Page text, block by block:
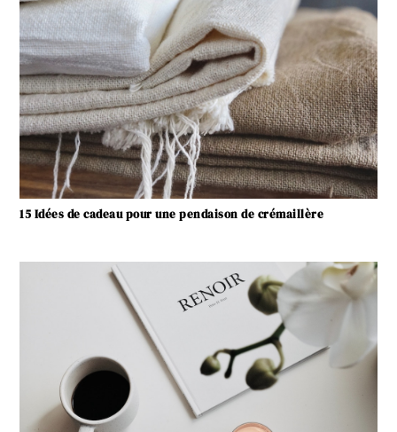
15 Idées de cadeau pour une pendaison de crémaillère